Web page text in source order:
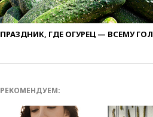
ПРАЗДНИК, ГДЕ ОГУРЕЦ — ВСЕМУ
РЕКОМЕНДУЕМ: